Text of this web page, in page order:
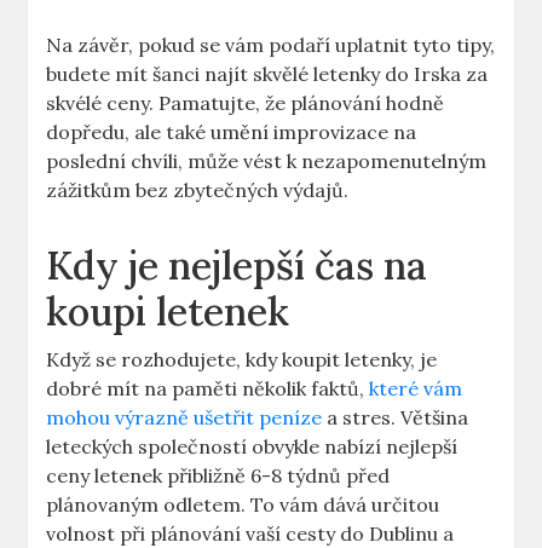
Na závěr, pokud se vám podaří uplatnit tyto tipy,
budete mít šanci najít skvělé letenky do Irska za
skvélé ceny. Pamatujte, že plánování hodně
dopředu, ale také umění improvizace na
poslední chvíli, může vést k nezapomenutelným
zážitkům bez zbytečných výdajů.
Kdy je nejlepší čas na
koupi letenek
Když se rozhodujete, kdy koupit letenky, je
dobré mít na paměti několik faktů,které vám
mohou výrazně ušetřit peníze a stres. Většina
leteckých společností obvykle nabízí nejlepší
ceny letenek přibližně 6-8 týdnů před
plánovaným odletem. To vám dává určitou
volnost při plánování vaší cesty do Dublinu a